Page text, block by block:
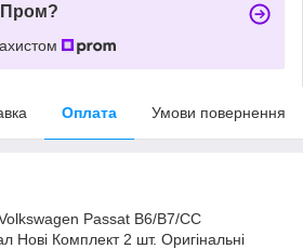
Пром?
Оплата Умови повернення
Passat B6/B7/CC
Нові Комплект 2 шт. Оригінальні